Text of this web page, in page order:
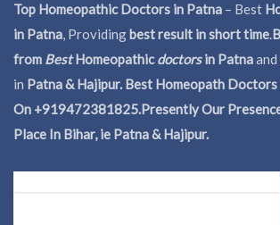
Top Homeopathic Doctors in Patna – Best
in Patna, Providingbest result in short time.
from BestHomeopathicdoctorsin Patna
in Patna & Hajipur. Best Homeopath Doctors
On +919472381825.Presently Our
Place In Bihar, ie Patna & Hajipur.